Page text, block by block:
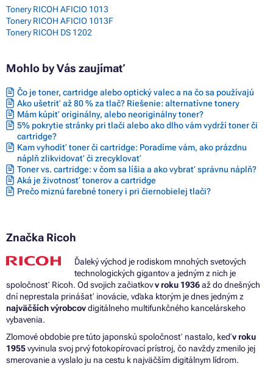
Tonery RICOH AFICIO 1013
Tonery RICOH AFICIO 1013F
Tonery RICOH DS 1202
Mohlo by Vás zaujímať
Čo je toner, cartridge alebo optický valec a na čo sa používajú
Ako ušetriť až 80 % za tlač? Riešenie: alternatívne tonery
Mám kúpiť originálny, alebo neoriginálny toner?
5% pokrytie stránky pri tlači alebo ako dlho vám vydrží toner či
cartridge?
Kam vyhodiť toner či cartridge: Poradíme vám, ako prázdnu
náplň zlikvidovať či zrecyklovať
Toner vs. cartridge: v čom sa líšia a ako vybrať správnu náplň?
Aká je životnosť tonerov a cartridge
Prečo miznú farebné tonery i pri čiernobielej tlači?
Značka Ricoh
Ďaleký východ je rodiskom mnohých svetových
technologických gigantov a jedným z nich je
spoločnosť Ricoh. Od svojich začiatkovv roku 1936až do dnešných
dní neprestala prinášať inovácie, vďaka ktorým je dnes jedným z
najväčších výrobcovdigitálneho multifunkčného kancelárskeho
vybavenia.
Zlomové obdobie pre túto japonskú spoločnosť nastalo, keďv roku
1955vyvinula svoj prvý fotokopírovací prístroj, čo navždy zmenilo jej
smerovanie a vyslalo ju na cestu k najväčším digitálnym lídrom.